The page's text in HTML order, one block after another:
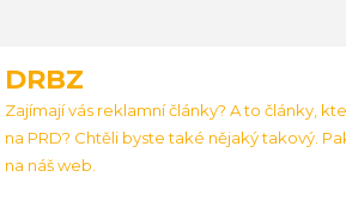
DRBZ
Zajímají vás reklamní články? A to články,
na PRD? Chtěli byste také nějaký takový.
na náš web.